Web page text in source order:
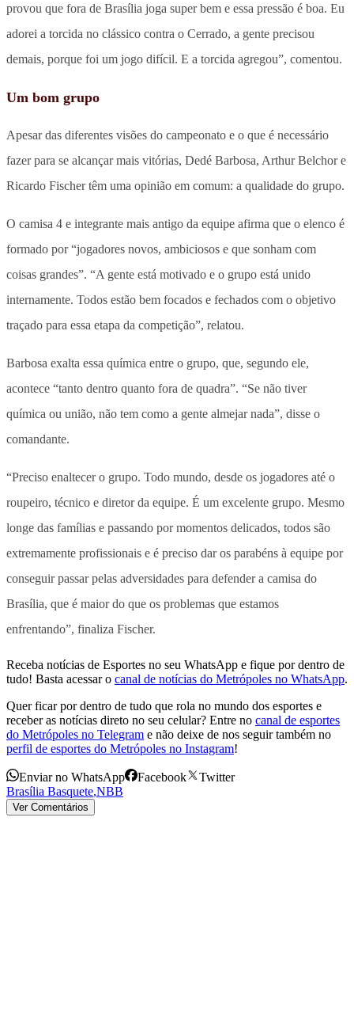
provou que fora de Brasília joga super bem e essa pressão é boa. Eu
adorei a torcida no clássico contra o Cerrado, a gente precisou
demais, porque foi um jogo difícil. E a torcida agregou”, comentou.
Um bom grupo
Apesar das diferentes visões do campeonato e o que é necessário
fazer para se alcançar mais vitórias, Dedé Barbosa, Arthur Belchor e
Ricardo Fischer têm uma opinião em comum: a qualidade do grupo.
O camisa 4 e integrante mais antigo da equipe afirma que o elenco é
formado por “jogadores novos, ambiciosos e que sonham com
coisas grandes”. “A gente está motivado e o grupo está unido
internamente. Todos estão bem focados e fechados com o objetivo
traçado para essa etapa da competição”, relatou.
Barbosa exalta essa química entre o grupo, que, segundo ele,
acontece “tanto dentro quanto fora de quadra”. “Se não tiver
química ou união, não tem como a gente almejar nada”, disse o
comandante.
“Preciso enaltecer o grupo. Todo mundo, desde os jogadores até o
roupeiro, técnico e diretor da equipe. É um excelente grupo. Mesmo
longe das famílias e passando por momentos delicados, todos são
extremamente profissionais e é preciso dar os parabéns à equipe por
conseguir passar pelas adversidades para defender a camisa do
Brasília, que é maior do que os problemas que estamos
enfrentando”, finaliza Fischer.
Receba notícias de Esportes no seu WhatsApp e fique por dentro de
tudo! Basta acessar o canal de notícias do Metrópoles no WhatsApp.
Quer ficar por dentro de tudo que rola no mundo dos esportes e
receber as notícias direto no seu celular? Entre no canal de esportes
do Metrópoles no Telegram e não deixe de nos seguir também no
perfil de esportes do Metrópoles no Instagram!
Enviar no WhatsApp Facebook
Twitter
Brasília Basquete,NBB
Ver Comentários